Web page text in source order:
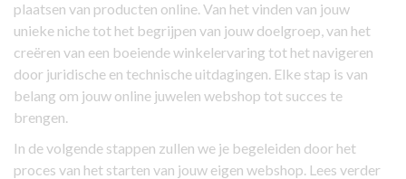
plaatsen van producten online. Van het vinden van jouw
unieke niche tot het begrijpen van jouw doelgroep, van het
creëren van een boeiende winkelervaring tot het navigeren
door juridische en technische uitdagingen. Elke stap is van
belang om jouw online juwelen webshop tot succes te
brengen.
In de volgende stappen zullen we je begeleiden door het
proces van het starten van jouw eigen webshop. Lees verder